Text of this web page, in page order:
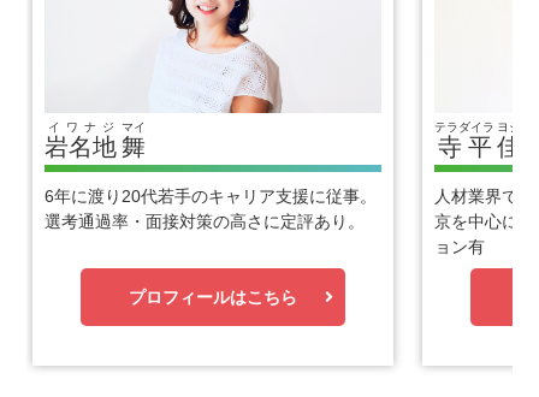
岩名地
イワナジ
舞
マイ
6年に渡り20代若手のキャリア支援に従事。
選考通過率・面接対策の高さに定評あり。
プロフィールはこちら
寺平
テラダイラ
佳
ヨシヒ
人材業界で
京を中心に
ョン有